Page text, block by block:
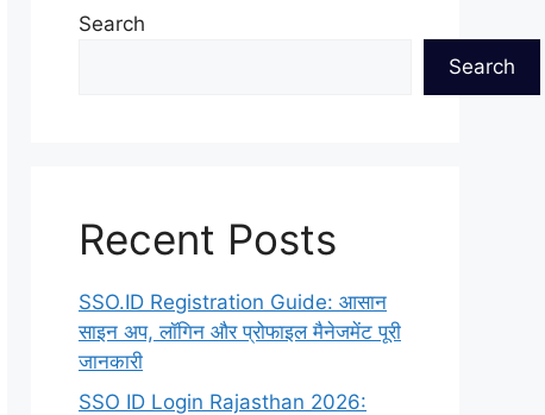
Search
Search
Recent Posts
SSO.ID Registration Guide: आसान
साइन अप, लॉगिन और प्रोफाइल मैनेजमेंट पूरी
जानकारी
SSO ID Login Rajasthan 2026: